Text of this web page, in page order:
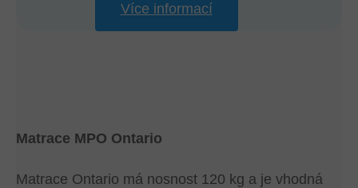
Více informací
Matrace MPO Ontario
Matrace Ontario má nosnost 120 kg a je vhodná